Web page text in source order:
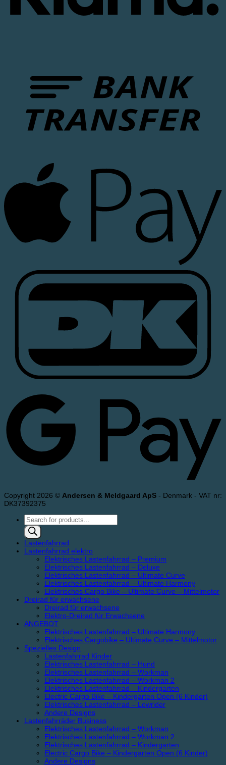
Copyright 2026 © Andersen & Meldgaard ApS - Denmark - VAT nr:
DK37392375
Products
search
Lastenfahrrad
Lastenfahrrad elektro
Elektrisches Lastenfahrrad – Premium
Elektrisches Lastenfahrrad – Deluxe
Elektrisches Lastenfahrrad – Ultimate Curve
Elektrisches Lastenfahrrad – Ultimate Harmony
Elektrisches Cargo Bike – Ultimate Curve – Mittelmotor
Dreirad für erwachsene
Dreirad für erwachsene
Elektro-Dreirad für Erwachsene
ANGEBOT
Elektrisches Lastenfahrrad – Ultimate Harmony
Elektrisches Cargobike – Ultimate Curve – Mittelmotor
Spezielles Design
Lastenfahrrad Kinder
Elektrisches Lastenfahrrad – Hund
Elektrisches Lastenfahrrad – Workman
Elektrisches Lastenfahrrad – Workman 2
Elektrisches Lastenfahrrad – Kindergarten
Electric Cargo Bike – Kindergarten Open (6 Kinder)
Elektrisches Lastenfahrrad – Lowrider
Andere Designs
Lastenfahrräder Business
Elektrisches Lastenfahrrad – Workman
Elektrisches Lastenfahrrad – Workman 2
Elektrisches Lastenfahrrad – Kindergarten
Electric Cargo Bike – Kindergarten Open (6 Kinder)
Andere Designs